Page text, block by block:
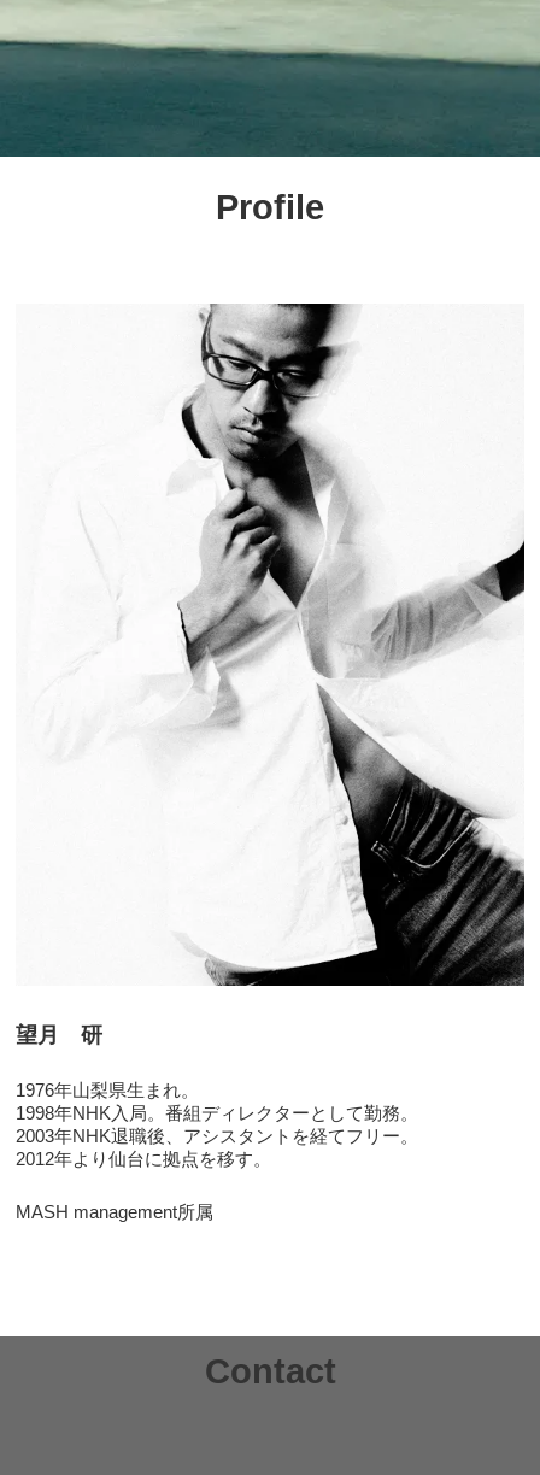
Profile
望月 研
1976年山梨県生まれ。
1998年NHK入局。番組ディレクターとして勤務。
2003年NHK退職後、アシスタントを経てフリー。
2012年より仙台に拠点を移す。
MASH management所属
Contact